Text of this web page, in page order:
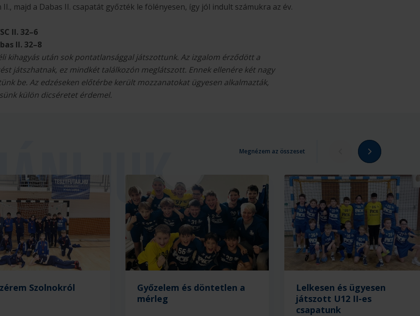
majd a Dabas II. csapatát győzték le fölényesen, így jól indult számukra az év.
II. 32–6
II. 32–8
kihagyás után sok pontatlansággal játszottunk. Az izgalom érződött a
játszhatnak, ez mindkét találkozón meglátszott. Ennek ellenére két nagy
be. Az edzéseken előtérbe került mozzanatokat ügyesen alkalmazták,
külön dicséretet érdemel.
Megnézem az összeset
Szolnokról
Győzelem és döntetlen a
mérleg
Lelkesen és ügyesen
játszott U12 II-es
csapatunk